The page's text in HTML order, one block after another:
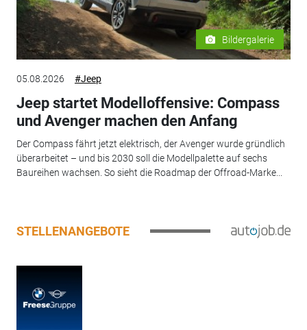
Bildergalerie
05.08.2026 #Jeep
Jeep startet Modelloffensive: Compass
und Avenger machen den Anfang
Der Compass fährt jetzt elektrisch, der Avenger wurde gründlich
überarbeitet – und bis 2030 soll die Modellpalette auf sechs
Baureihen wachsen. So sieht die Roadmap der Offroad-Marke...
STELLENANGEBOTE